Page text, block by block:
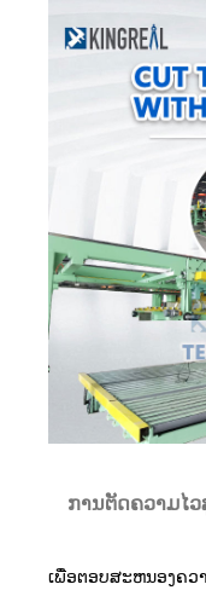
ການຕັດຄວາມໄ
ເພື່ອຕອບສະຫນອງຄວ